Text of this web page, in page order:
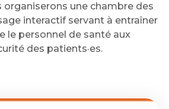
organiserons une chambre des
interactif servant à entraîner
le personnel de santé aux
des patients·es.